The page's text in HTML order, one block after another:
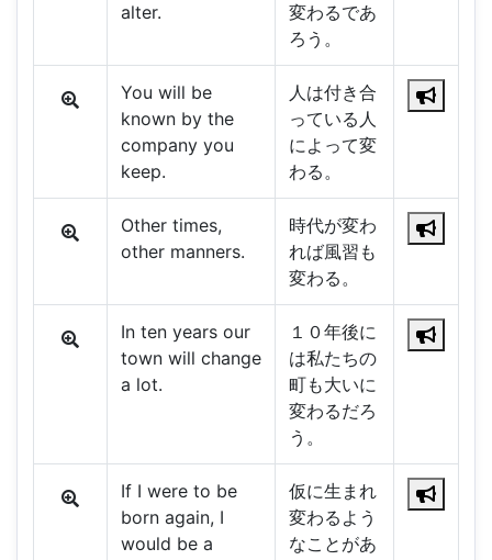
alter.
変わるであ
ろう。
You will be
known by the
company you
keep.
人は付き合
っている人
によって変
わる。
Other times,
other manners.
時代が変わ
れば風習も
変わる。
In ten years our
town will change
a lot.
１０年後に
は私たちの
町も大いに
変わるだろ
う。
If I were to be
born again, I
would be a
仮に生まれ
変わるよう
なことがあ